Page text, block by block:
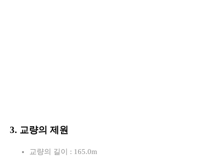
3. 교량의 제원
교량의 길이 : 165.0m